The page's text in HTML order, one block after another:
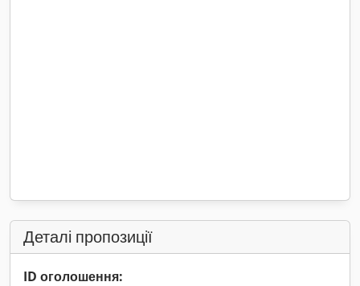
Деталі пропозиції
ID оголошення: